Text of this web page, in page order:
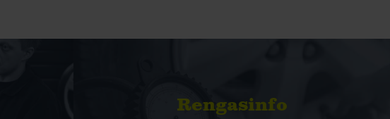
Rengasinfo